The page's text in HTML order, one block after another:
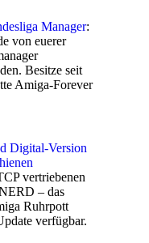
Manager:
von euerer
Besitze seit
Amiga-Forever
Digital-Version
vertriebenen
– das
Ruhrpott
verfügbar.